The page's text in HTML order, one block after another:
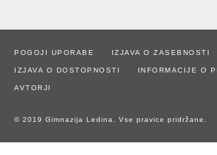
POGOJI UPORABE IZJAVA O ZASEBNOSTI
IZJAVA O DOSTOPNOSTI INFORMACIJE O
AVTORJI
© 2019 Gimnazija Ledina. Vse pravice pridržane.